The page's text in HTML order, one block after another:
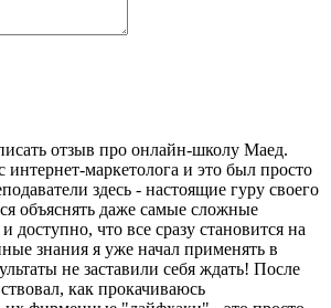
отзыв про онлайн-школу Маед.
маркетолога и это был просто
здесь - настоящие гуру своего
объяснять даже самые сложные
доступно, что все сразу становится на
знания я уже начал применять в
не заставили себя ждать! После
как прокачиваюсь